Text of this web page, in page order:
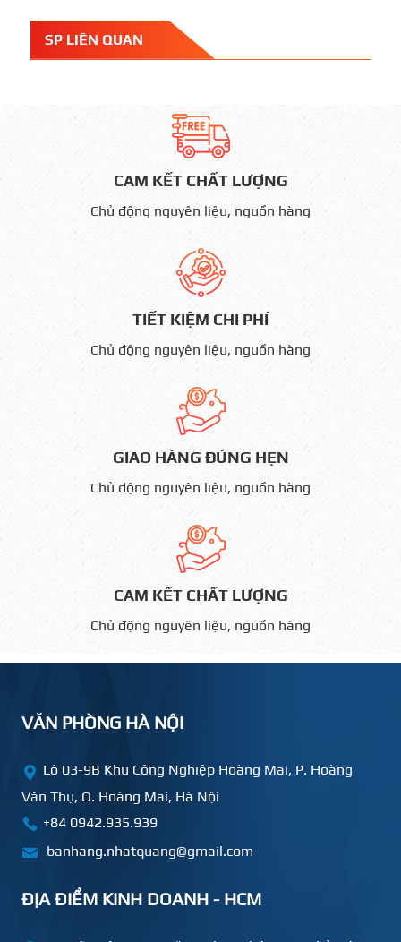
SP LIÊN QUAN
CAM KẾT CHẤT LƯỢNG
Chủ động nguyên liệu, nguồn hàng
TIẾT KIỆM CHI PHÍ
Chủ động nguyên liệu, nguồn hàng
GIAO HÀNG ĐÚNG HẸN
Chủ động nguyên liệu, nguồn hàng
CAM KẾT CHẤT LƯỢNG
Chủ động nguyên liệu, nguồn hàng
VĂN PHÒNG HÀ NỘI
Lô 03-9B Khu Công Nghiệp Hoàng Mai, P. Hoàng
Văn Thụ, Q. Hoàng Mai, Hà Nội
+84 0942.935.939
banhang.nhatquang@gmail.com
ĐỊA ĐIỂM KINH DOANH - HCM